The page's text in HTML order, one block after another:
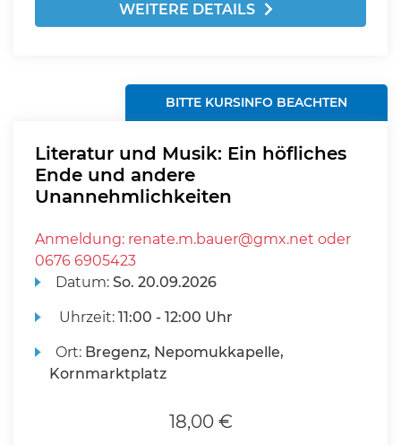
WEITERE DETAILS
BITTE KURSINFO BEACHTEN
Literatur und Musik: Ein höfliches
Ende und andere
Unannehmlichkeiten
Anmeldung: renate.m.bauer@gmx.net oder
0676 6905423
Datum:So. 20.09.2026
Uhrzeit:11:00 - 12:00 Uhr
Ort: Bregenz, Nepomukkapelle,
Kornmarktplatz
18,00 €